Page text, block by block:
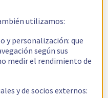
utilizamos:
y personalización: que
según sus
medir el rendimiento de
y de socios externos: